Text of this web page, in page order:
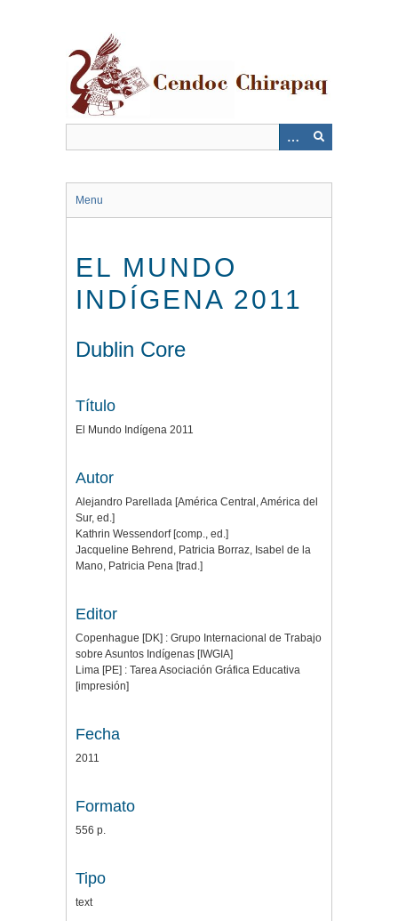
Menu
EL MUNDO
INDÍGENA 2011
Dublin Core
Título
El Mundo Indígena 2011
Autor
Alejandro Parellada [América Central, América del
Sur, ed.]
Kathrin Wessendorf [comp., ed.]
Jacqueline Behrend, Patricia Borraz, Isabel de la
Mano, Patricia Pena [trad.]
Editor
Copenhague [DK] : Grupo Internacional de Trabajo
sobre Asuntos Indígenas [IWGIA]
Lima [PE] : Tarea Asociación Gráfica Educativa
[impresión]
Fecha
2011
Formato
556 p.
Tipo
text